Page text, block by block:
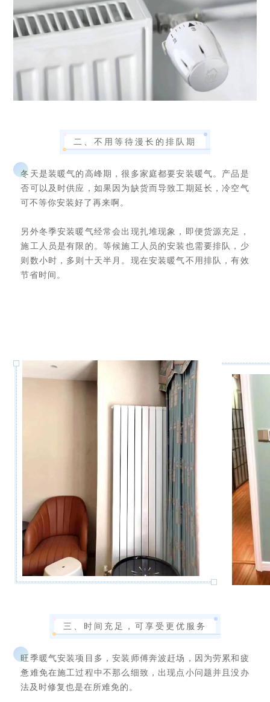
二、不用等待漫长的排队期
冬天是装暖气的高峰期，很多家庭都要安装暖气。产品是
否可以及时供应，如果因为缺货而导致工期延长，冷空气
可不等你安装好了再来啊。
另外冬季安装暖气经常会出现扎堆现象，即便货源充足，
施工人员是有限的。等候施工人员的安装也需要排队，少
则数小时，多则十天半月。现在安装暖气不用排队，有效
节省时间。
三、时间充足，可享受更优服务
旺季暖气安装项目多，安装师傅奔波赶场，因为劳累和疲
惫难免在施工过程中不那么细致，出现点小问题并且没办
法及时修复也是在所难免的。